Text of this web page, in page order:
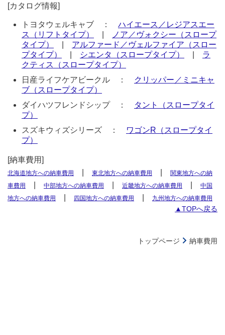
[カタログ情報]
トヨタウェルキャブ ： ハイエース／レジアスエー
ス（リフトタイプ）
ノア／ヴォクシー（スロープ
タイプ）
アルファード／ヴェルファイア（スロー
プタイプ）
シエンタ（スロープタイプ）
ラ
クティス（スロープタイプ）
日産ライフケアビークル ：
クリッパー／ミニキャ
ブ（スロープタイプ）
ダイハツフレンドシップ ：
タント（スロープタイ
プ）
スズキウィズシリーズ ：
ワゴンR（スロープタイ
プ）
[納車費用]
北海道地方への納車費用 東北地方への納車費用
関東地方への納
車費用
中部地方への納車費用 近畿地方への納車費用
中国
地方への納車費用
四国地方への納車費用 九州地方への納車費用
▲TOPへ戻る
トップページ 納車費用